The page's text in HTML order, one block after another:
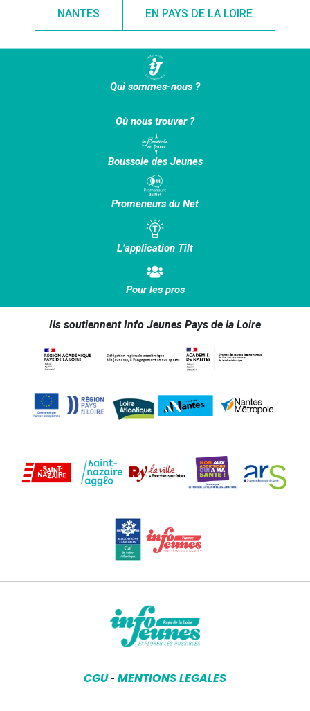
NANTES EN PAYS DE LA LOIRE
Qui sommes-nous ?
Où nous trouver ?
Boussole des Jeunes
Promeneurs du Net
L’application Tilt
Pour les pros
Ils soutiennent Info Jeunes Pays de la Loire
CGU- MENTIONS LEGALES